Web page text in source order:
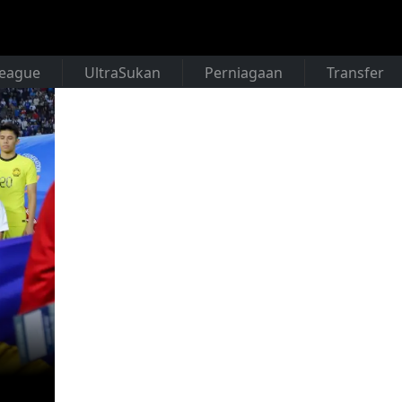
UltraSukan Perniagaan Transfer